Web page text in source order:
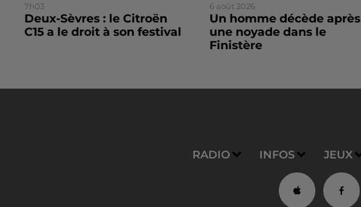
7h03
Deux-Sèvres : le Citroën
C15 a le droit à son festival
6 août 2026
Un homme décède après
une noyade dans le
Finistère
RADIO INFOS JEUX